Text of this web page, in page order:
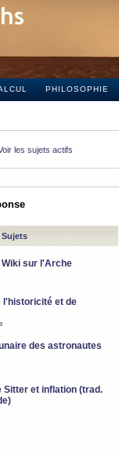
PHILOSOPHIE
les sujets actifs
Sujets
sur l'Arche
l'historicité et de
des astronautes
Sitter et inflation (trad.